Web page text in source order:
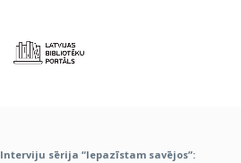
Interviju sērija “Iepazīstam savējos”: